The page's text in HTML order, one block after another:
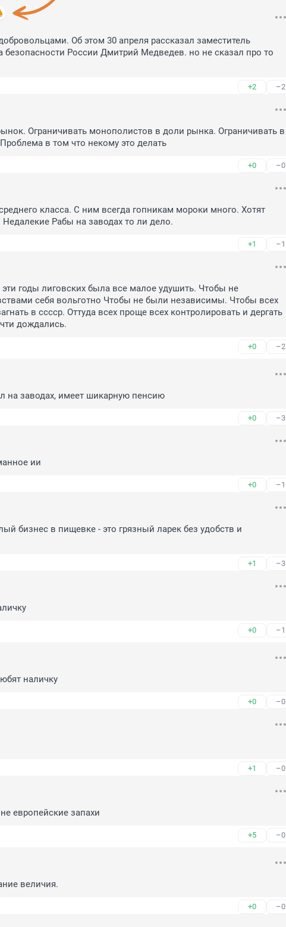
Об этом 30 апреля рассказал заместитель
безопасности России Дмитрий Медведев. но не сказал про то
+2 –2
Ограничивать монополистов в доли рынка. Ограничивать в
в том что некому это делать
+0 –0
класса. С ним всегда гопникам мороки много. Хотят
Рабы на заводах то ли дело.
+1 –1
эти годы лиговских была все малое удушить. Чтобы не
себя вольготно Чтобы не были независимы. Чтобы всех
в сссср. Оттуда всех проще всех контролировать и дергать
дождались.
+0 –2
на заводах, имеет шикарную пенсию
+0 –3
ии
+0 –1
бизнес в пищевке - это грязный ларек без удобств и
+1 –3
+0 –1
наличку
+0 –0
+1 –0
европейские запахи
+5 –0
величия.
+0 –0